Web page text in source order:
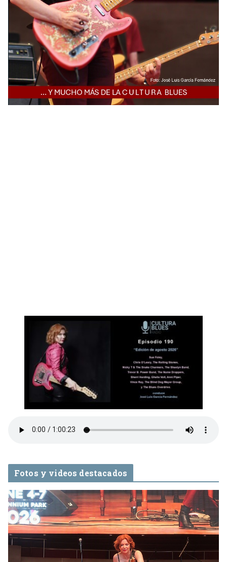
Fotos y videos destacados